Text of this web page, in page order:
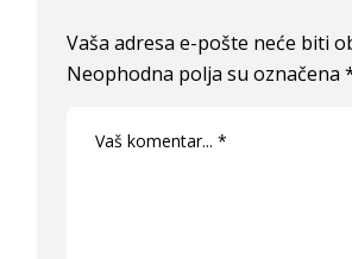
Vaša adresa e-pošte neće biti
Neophodna polja su označena